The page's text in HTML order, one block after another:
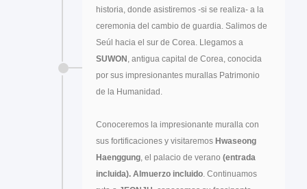
historia, donde asistiremos -si se realiza- a la
ceremonia del cambio de guardia. Salimos de
Seúl hacia el sur de Corea. Llegamos a
SUWON , antigua capital de Corea, conocida
por sus impresionantes murallas Patrimonio
de la Humanidad.
Conoceremos la impresionante muralla con
sus fortificaciones y visitaremos Hwaseong
Haenggung , el palacio de verano (entrada
incluida). Almuerzo incluido . Continuamos